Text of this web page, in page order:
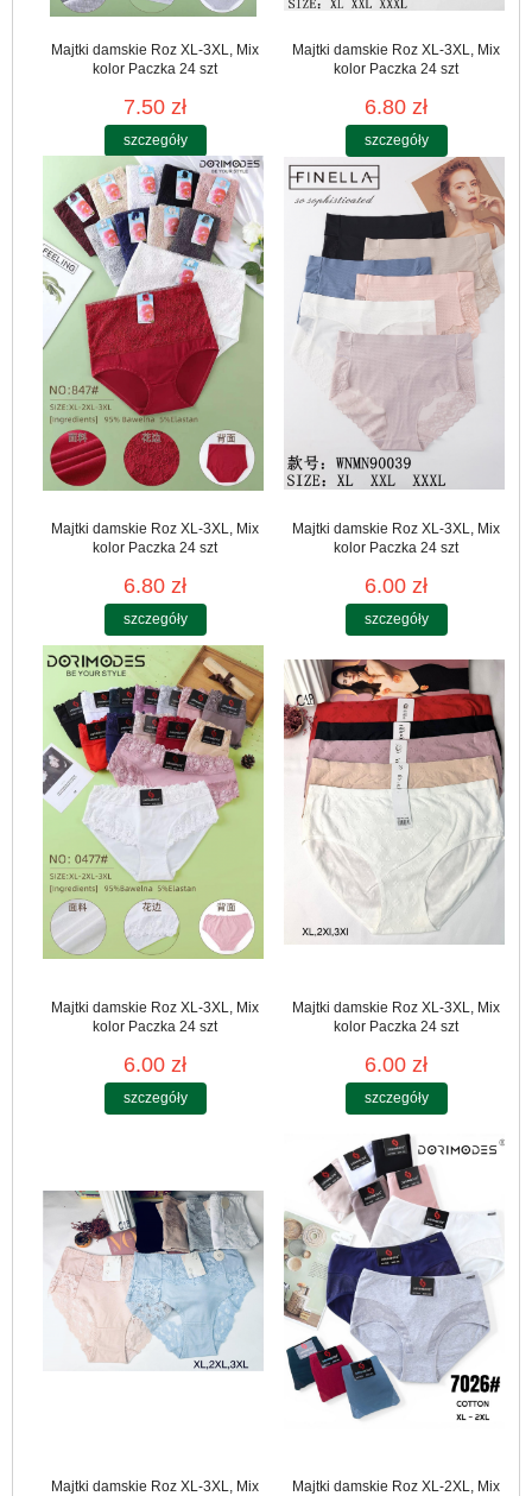
Majtki damskie Roz XL-3XL, Mix
kolor Paczka 24 szt
7.50 zł
szczegóły
Majtki damskie Roz XL-3XL, Mix
kolor Paczka 24 szt
6.80 zł
szczegóły
Majtki damskie Roz XL-3XL, Mix
kolor Paczka 24 szt
6.80 zł
szczegóły
Majtki damskie Roz XL-3XL, Mix
kolor Paczka 24 szt
6.00 zł
szczegóły
Majtki damskie Roz XL-3XL, Mix
kolor Paczka 24 szt
6.00 zł
szczegóły
Majtki damskie Roz XL-3XL, Mix
kolor Paczka 24 szt
6.00 zł
szczegóły
Majtki damskie Roz XL-3XL, Mix
Majtki damskie Roz XL-2XL, Mix